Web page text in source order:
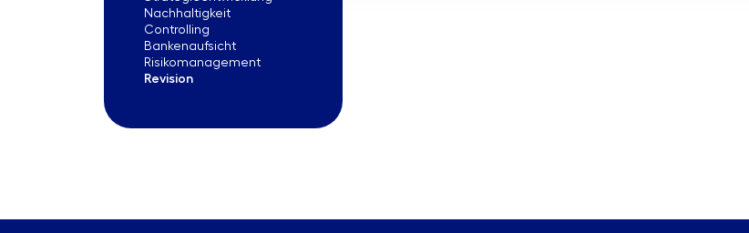
Nachhaltigkeit
Controlling
Bankenaufsicht
Risikomanagement
Revision